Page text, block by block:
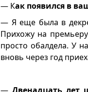
— Как появился в
— Я еще была в
Прихожу на
просто обалдела. У
вновь через год